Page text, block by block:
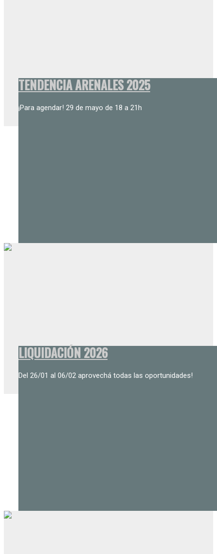
TENDENCIA ARENALES 2025
¡Para agendar! 29 de mayo de 18 a 21h
LIQUIDACIÓN 2026
Del 26/01 al 06/02 aprovechá todas las oportunidades!